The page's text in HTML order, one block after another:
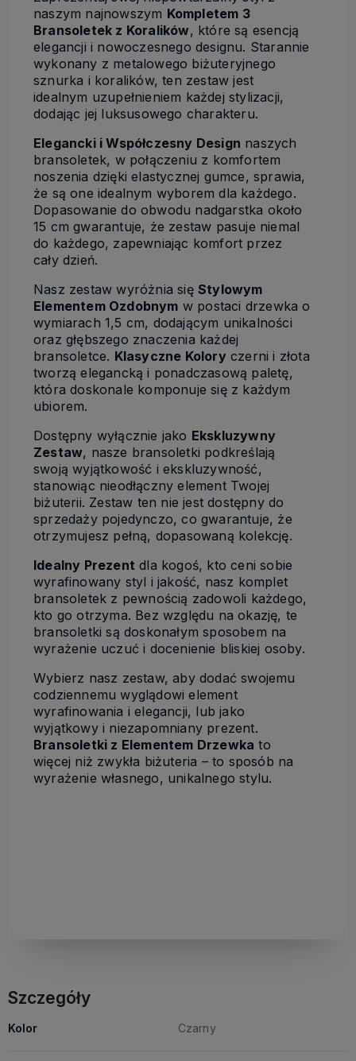
naszym najnowszym Kompletem 3
Bransoletek z Koralików, które są esencją
elegancji i nowoczesnego designu. Starannie
wykonany z metalowego biżuteryjnego
sznurka i koralików, ten zestaw jest
idealnym uzupełnieniem każdej stylizacji,
dodając jej luksusowego charakteru.
Elegancki i Współczesny Design naszych
bransoletek, w połączeniu z komfortem
noszenia dzięki elastycznej gumce, sprawia,
że są one idealnym wyborem dla każdego.
Dopasowanie do obwodu nadgarstka około
15 cm gwarantuje, że zestaw pasuje niemal
do każdego, zapewniając komfort przez
cały dzień.
Nasz zestaw wyróżnia się Stylowym
Elementem Ozdobnym w postaci drzewka o
wymiarach 1,5 cm, dodającym unikalności
oraz głębszego znaczenia każdej
bransoletce. Klasyczne Koloryczerni i złota
tworzą elegancką i ponadczasową paletę,
która doskonale komponuje się z każdym
ubiorem.
Dostępny wyłącznie jako Ekskluzywny
Zestaw, nasze bransoletki podkreślają
swoją wyjątkowość i ekskluzywność,
stanowiąc nieodłączny element Twojej
biżuterii. Zestaw ten nie jest dostępny do
sprzedaży pojedynczo, co gwarantuje, że
otrzymujesz pełną, dopasowaną kolekcję.
Idealny Prezent dla kogoś, kto ceni sobie
wyrafinowany styl i jakość, nasz komplet
bransoletek z pewnością zadowoli każdego,
kto go otrzyma. Bez względu na okazję, te
bransoletki są doskonałym sposobem na
wyrażenie uczuć i docenienie bliskiej osoby.
Wybierz nasz zestaw, aby dodać swojemu
codziennemu wyglądowi element
wyrafinowania i elegancji, lub jako
wyjątkowy i niezapomniany prezent.
Bransoletki z Elementem Drzewka to
więcej niż zwykła biżuteria – to sposób na
wyrażenie własnego, unikalnego stylu.
Szczegóły
Kolor Czarny